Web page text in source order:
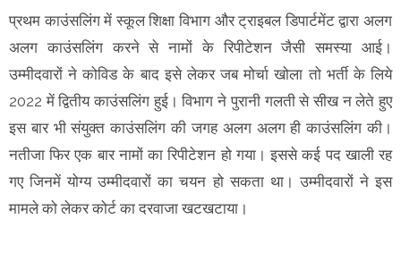
प्रथम काउंसलिंग में स्कूल शिक्षा विभाग और ट्राइबल डिपार्टमेंट द्वारा अलग
अलग काउंसलिंग करने से नामों के रिपीटेशन जैसी समस्या आई।
उम्मीदवारों ने कोविड के बाद इसे लेकर जब मोर्चा खोला तो भर्ती के लिये
2022 में द्वितीय काउंसलिंग हुई। विभाग ने पुरानी गलती से सीख न लेते हुए
इस बार भी संयुक्त काउंसलिंग की जगह अलग अलग ही काउंसलिंग की।
नतीजा फिर एक बार नामों का रिपीटेशन हो गया। इससे कई पद खाली रह
गए जिनमें योग्य उम्मीदवारों का चयन हो सकता था। उम्मीदवारों ने इस
मामले को लेकर कोर्ट का दरवाजा खटखटाया।